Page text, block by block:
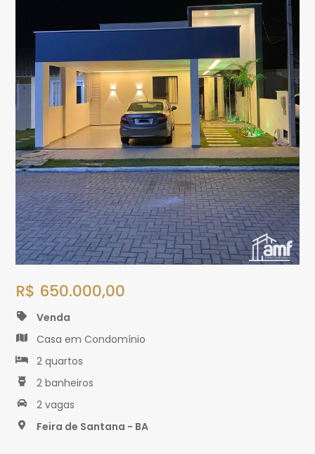
R$ 650.000,00
Venda
Casa em Condomínio
2 quartos
2 banheiros
2 vagas
Feira de Santana - BA